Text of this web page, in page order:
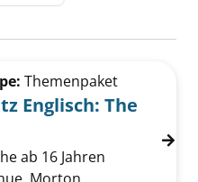
von Klassensatz Englisch:
Themenpaket
Englisch: The
ab 16 Jahren